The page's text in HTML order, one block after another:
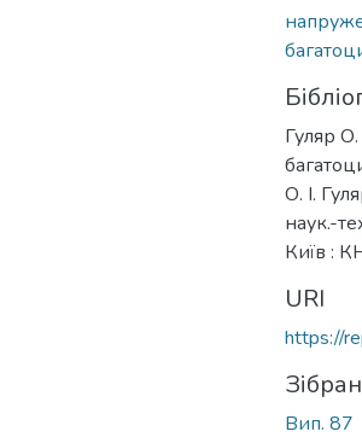
Гуляр
О. І.
наук.-
Київ :
URI
https://
Вип. 87